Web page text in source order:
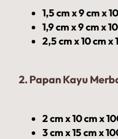
1,5 cm x 9 cm x
1,9 cm x 9 cm x
2,5 cm x 10 cm x
2. Papan Kayu
2 cm x 10 cm x
3 cm x 15 cm x